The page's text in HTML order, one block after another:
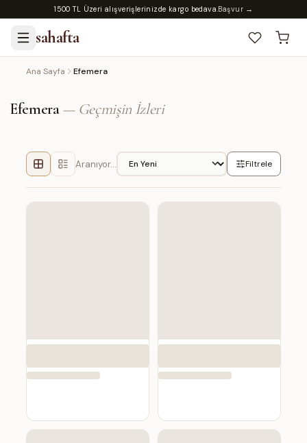
1500 TL Üzeri alışverişlerinizde kargo bedava.Başvur →
sahafta
Ana Sayfa Efemera
Efemera— Geçmişin İzleri
Aranıyor… Filtrele